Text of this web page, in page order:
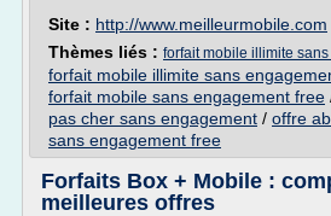
Site : http://www.meilleurmobile.com
Thèmes liés : forfait mobile illimite
forfait mobile illimite sans
forfait mobile sans engagement free
pas cher sans engagement / offre
sans engagement free
Forfaits Box + Mobile :
meilleures offres